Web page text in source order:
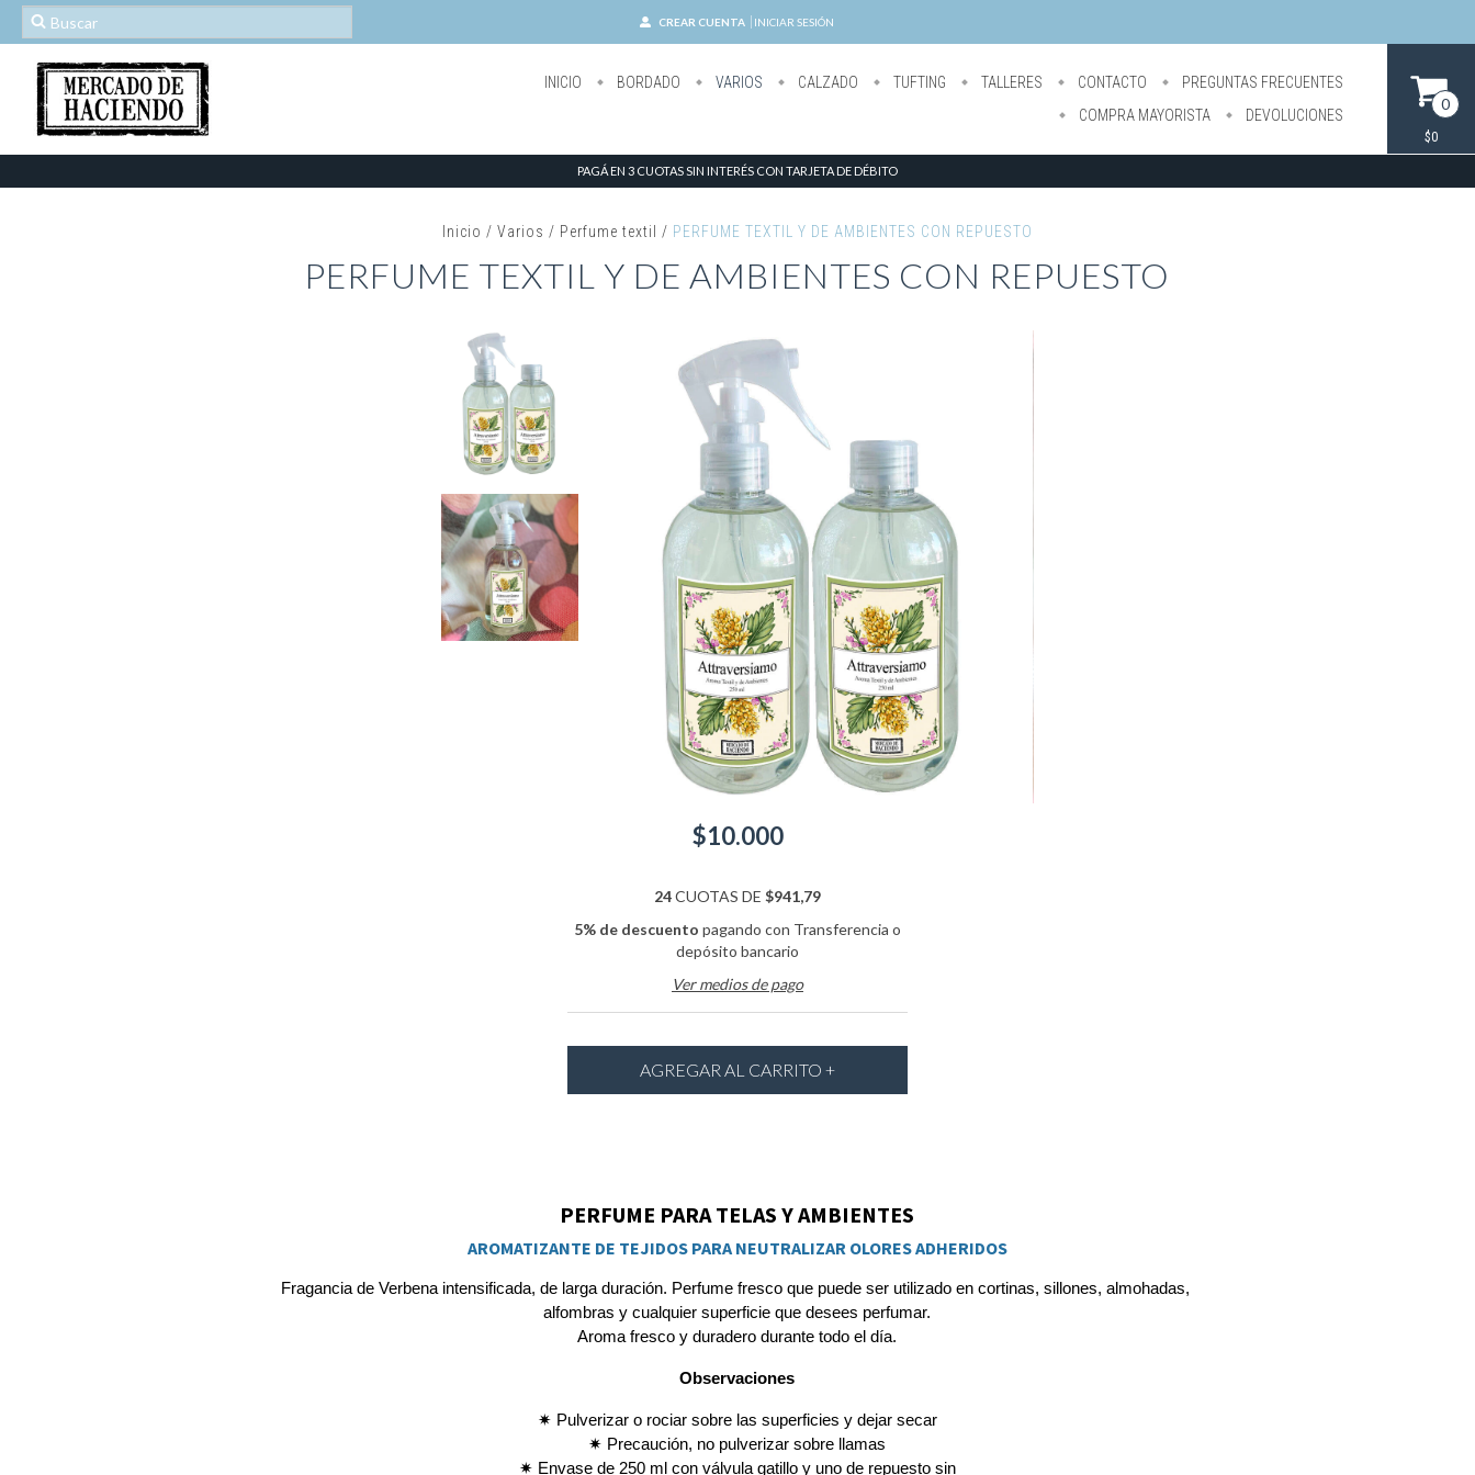
CREAR CUENTA INICIAR SESIÓN
INICIO BORDADO VARIOS CALZADO TUFTING TALLERES CONTACTO
PREGUNTAS FRECUENTES
COMPRA MAYORISTA
DEVOLUCIONES
0
$0
PAGÁ EN 3 CUOTAS SIN INTERÉS CON TARJETA DE DÉBITO
Inicio / Varios / Perfume textil / PERFUME TEXTIL Y DE AMBIENTES CON REPUESTO
PERFUME TEXTIL Y DE AMBIENTES CON REPUESTO
$10.000
24CUOTAS DE $941,79
5% de descuento pagando con Transferencia o
depósito bancario
Ver medios de pago
PERFUME PARA TELAS Y AMBIENTES
AROMATIZANTE DE TEJIDOS PARA NEUTRALIZAR OLORES ADHERIDOS
Fragancia de Verbena intensificada, de larga duración. Perfume fresco que puede ser utilizado en cortinas, sillones, almohadas,
alfombras y cualquier superficie que desees perfumar.
Aroma fresco y duradero durante todo el día.
Observaciones
✷ Pulverizar o rociar sobre las superficies y dejar secar
✷ Precaución, no pulverizar sobre llamas
✷ Envase de 250 ml con válvula gatillo y uno de repuesto sin